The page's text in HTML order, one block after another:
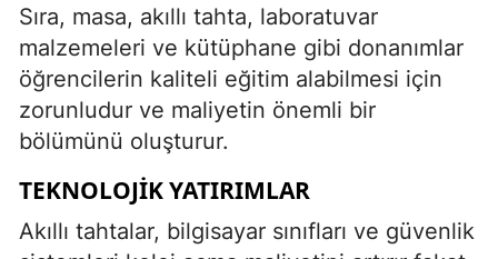
Sıra, masa, akıllı tahta, laboratuvar
malzemeleri ve kütüphane gibi donanımlar
öğrencilerin kaliteli eğitim alabilmesi için
zorunludur ve maliyetin önemli bir
bölümünü oluşturur.
TEKNOLOJIK YATIRIMLAR
Akıllı tahtalar, bilgisayar sınıfları ve güvenlik